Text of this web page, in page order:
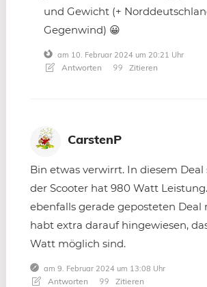
und Gewicht (+
Gegenwind) 😀
am 10. Februar 2024 um 20:21 Uhr
Antworten Zitieren
CarstenP
Bin etwas verwirrt. In diesem Deal
der Scooter hat 980 Watt
ebenfalls gerade geposteten Deal
habt extra darauf hingewiesen,
Watt möglich sind.
am 9. Februar 2024 um 13:08 Uhr
Antworten Zitieren